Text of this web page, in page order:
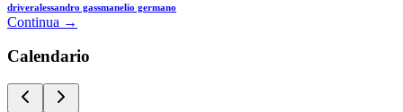
driveralessandro gassmanelio germano
Continua →
Calendario